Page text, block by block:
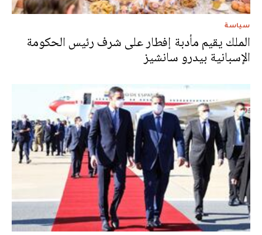
سياسة
الملك يقيم مأدبة إفطار على شرف رئيس الحكومة
الإسبانية بيدرو سانشيز